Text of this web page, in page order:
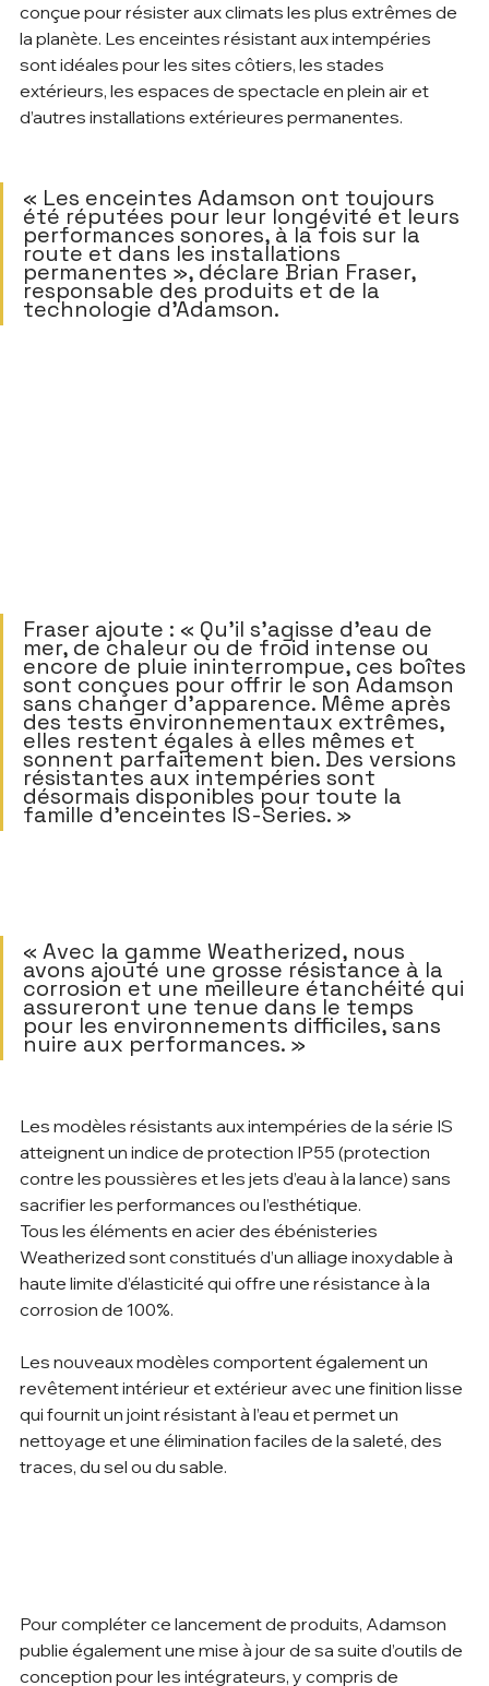
conçue pour résister aux climats les plus extrêmes de
la planète. Les enceintes résistant aux intempéries
sont idéales pour les sites côtiers, les stades
extérieurs, les espaces de spectacle en plein air et
d’autres installations extérieures permanentes.
« Les enceintes Adamson ont toujours
été réputées pour leur longévité et leurs
performances sonores, à la fois sur la
route et dans les installations
permanentes », déclare Brian Fraser,
responsable des produits et de la
technologie d'Adamson.
Fraser ajoute : « Qu'il s'agisse d'eau de
mer, de chaleur ou de froid intense ou
encore de pluie ininterrompue, ces boîtes
sont conçues pour offrir le son Adamson
sans changer d'apparence. Même après
des tests environnementaux extrêmes,
elles restent égales à elles mêmes et
sonnent parfaitement bien. Des versions
résistantes aux intempéries sont
désormais disponibles pour toute la
famille d'enceintes IS-Series. »
« Avec la gamme Weatherized, nous
avons ajouté une grosse résistance à la
corrosion et une meilleure étanchéité qui
assureront une tenue dans le temps
pour les environnements difficiles, sans
nuire aux performances. »
Les modèles résistants aux intempéries de la série IS
atteignent un indice de protection IP55 (protection
contre les poussières et les jets d’eau à la lance) sans
sacrifier les performances ou l’esthétique.
Tous les éléments en acier des ébénisteries
Weatherized sont constitués d’un alliage inoxydable à
haute limite d’élasticité qui offre une résistance à la
corrosion de 100%.
Les nouveaux modèles comportent également un
revêtement intérieur et extérieur avec une finition lisse
qui fournit un joint résistant à l’eau et permet un
nettoyage et une élimination faciles de la saleté, des
traces, du sel ou du sable.
Pour compléter ce lancement de produits, Adamson
publie également une mise à jour de sa suite d’outils de
conception pour les intégrateurs, y compris de